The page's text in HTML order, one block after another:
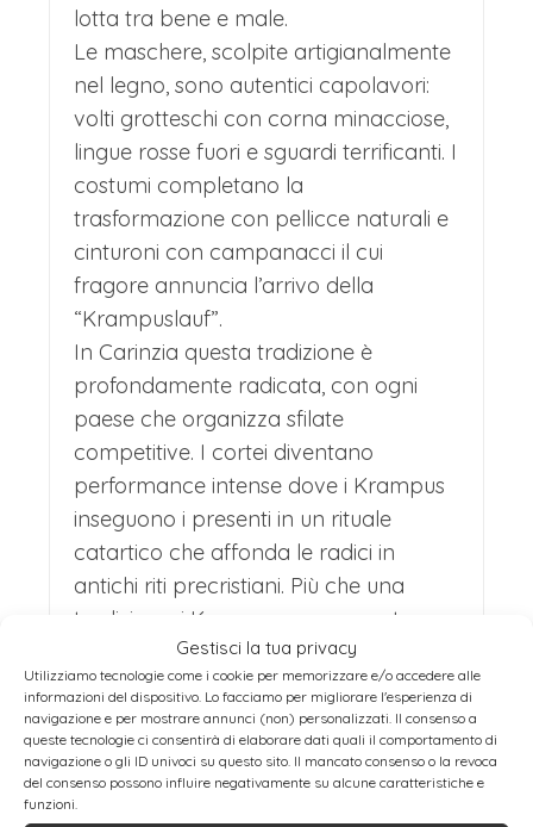
Gestisci la tua privacy
Utilizziamo tecnologie come i cookie per memorizzare e/o accedere alle
informazioni del dispositivo. Lo facciamo per migliorare l'esperienza di
navigazione e per mostrare annunci (non) personalizzati. Il consenso a
queste tecnologie ci consentirà di elaborare dati quali il comportamento di
navigazione o gli ID univoci su questo sito. Il mancato consenso o la revoca
del consenso possono influire negativamente su alcune caratteristiche e
funzioni.
lotta tra bene e male.
Le maschere, scolpite artigianalmente
nel legno, sono autentici capolavori:
volti grotteschi con corna minacciose,
lingue rosse fuori e sguardi terrificanti. I
costumi completano la
trasformazione con pellicce naturali e
cinturoni con campanacci il cui
fragore annuncia l’arrivo della
“Krampuslauf”.
In Carinzia questa tradizione è
profondamente radicata, con ogni
paese che organizza sfilate
competitive. I cortei diventano
performance intense dove i Krampus
inseguono i presenti in un rituale
catartico che affonda le radici in
antichi riti precristiani. Più che una
tradizione, i Krampus rappresentano
l’anima più selvaggia e ancestrale di
questa regione di confine.
La Stiria e l’Autentica Identità Austriaca
La Stiria si presenta come il “polmone
verde dell’Austria”, un armonioso